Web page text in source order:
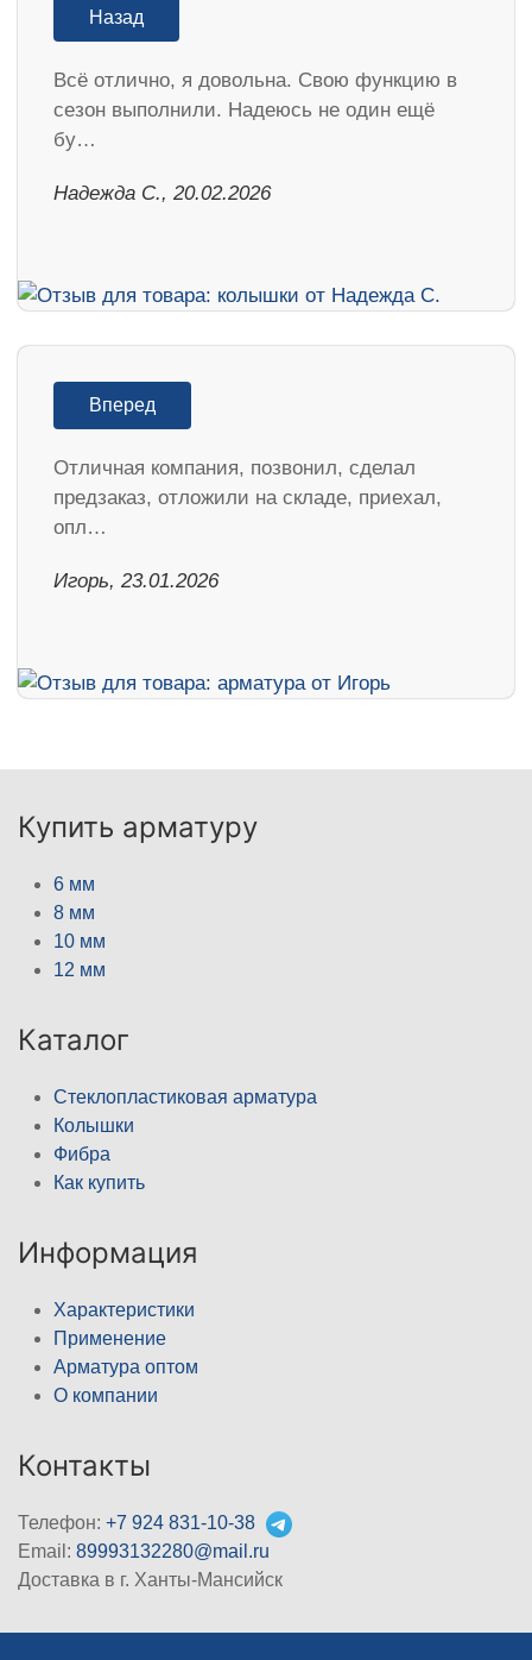
Назад
Всё отлично, я довольна. Свою функцию в
сезон выполнили. Надеюсь не один ещё
бу…
Надежда С., 20.02.2026
Вперед
Отличная компания, позвонил, сделал
предзаказ, отложили на складе, приехал,
опл…
Игорь, 23.01.2026
Купить арматуру
6 мм
8 мм
10 мм
12 мм
Каталог
Стеклопластиковая арматура
Колышки
Фибра
Как купить
Информация
Характеристики
Применение
Арматура оптом
О компании
Контакты
Телефон: +7 924 831-10-38
Email: 89993132280@mail.ru
Доставка в г. Ханты-Мансийск